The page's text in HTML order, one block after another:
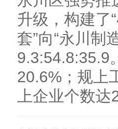
升级，构建了
套”向“永川制
9.3:54.8:35.9
20.6%；规上
上企业个数